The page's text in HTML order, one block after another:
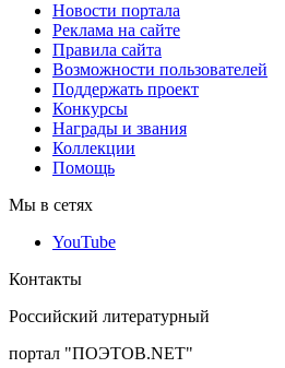
Новости портала
Реклама на сайте
Правила сайта
Возможности пользователей
Поддержать проект
Конкурсы
Награды и звания
Коллекции
Помощь
Мы в сетях
YouTube
Контакты
Российский литературный
портал "ПОЭТОВ.NET"